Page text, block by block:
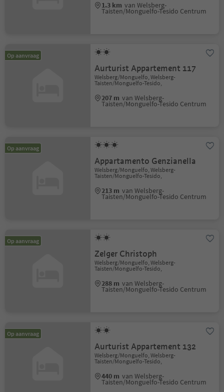
1.3 km van Welsberg-
Taisten/Monguelfo-Tesido Centrum
Op aanvraag
Aurturist Appartement 117
Welsberg/Monguelfo, Welsberg-
Taisten/Monguelfo-Tesido,
207 m van Welsberg-
Taisten/Monguelfo-Tesido Centrum
Op aanvraag
Appartamento Genzianella
Welsberg/Monguelfo, Welsberg-
Taisten/Monguelfo-Tesido,
213 m van Welsberg-
Taisten/Monguelfo-Tesido Centrum
Op aanvraag
Zelger Christoph
Welsberg/Monguelfo, Welsberg-
Taisten/Monguelfo-Tesido,
288 m van Welsberg-
Taisten/Monguelfo-Tesido Centrum
Op aanvraag
Aurturist Appartement 132
Welsberg/Monguelfo, Welsberg-
Taisten/Monguelfo-Tesido,
440 m van Welsberg-
Taisten/Monguelfo-Tesido Centrum